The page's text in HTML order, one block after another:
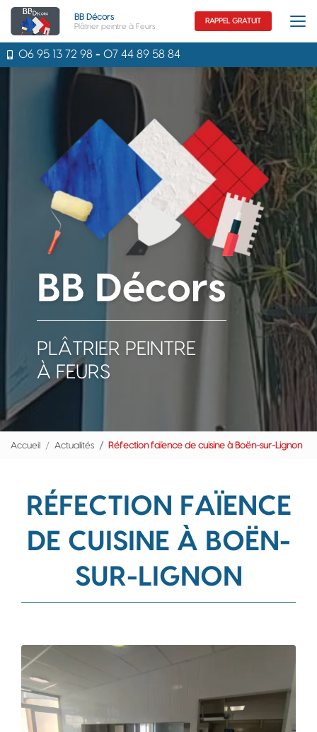
Aller
contenu
06 95 13 72 98 -07 44 89 58 84
BB Décors
Plâtrier peintre à Feurs
RAPPEL GRATUIT
BB Décors
PLÂTRIER PEINTRE
À FEURS
Accueil Actualités Réfection faïence de cuisine à Boën-sur-Lignon
RÉFECTION FAÏENCE
DE CUISINE À BOËN-
SUR-LIGNON